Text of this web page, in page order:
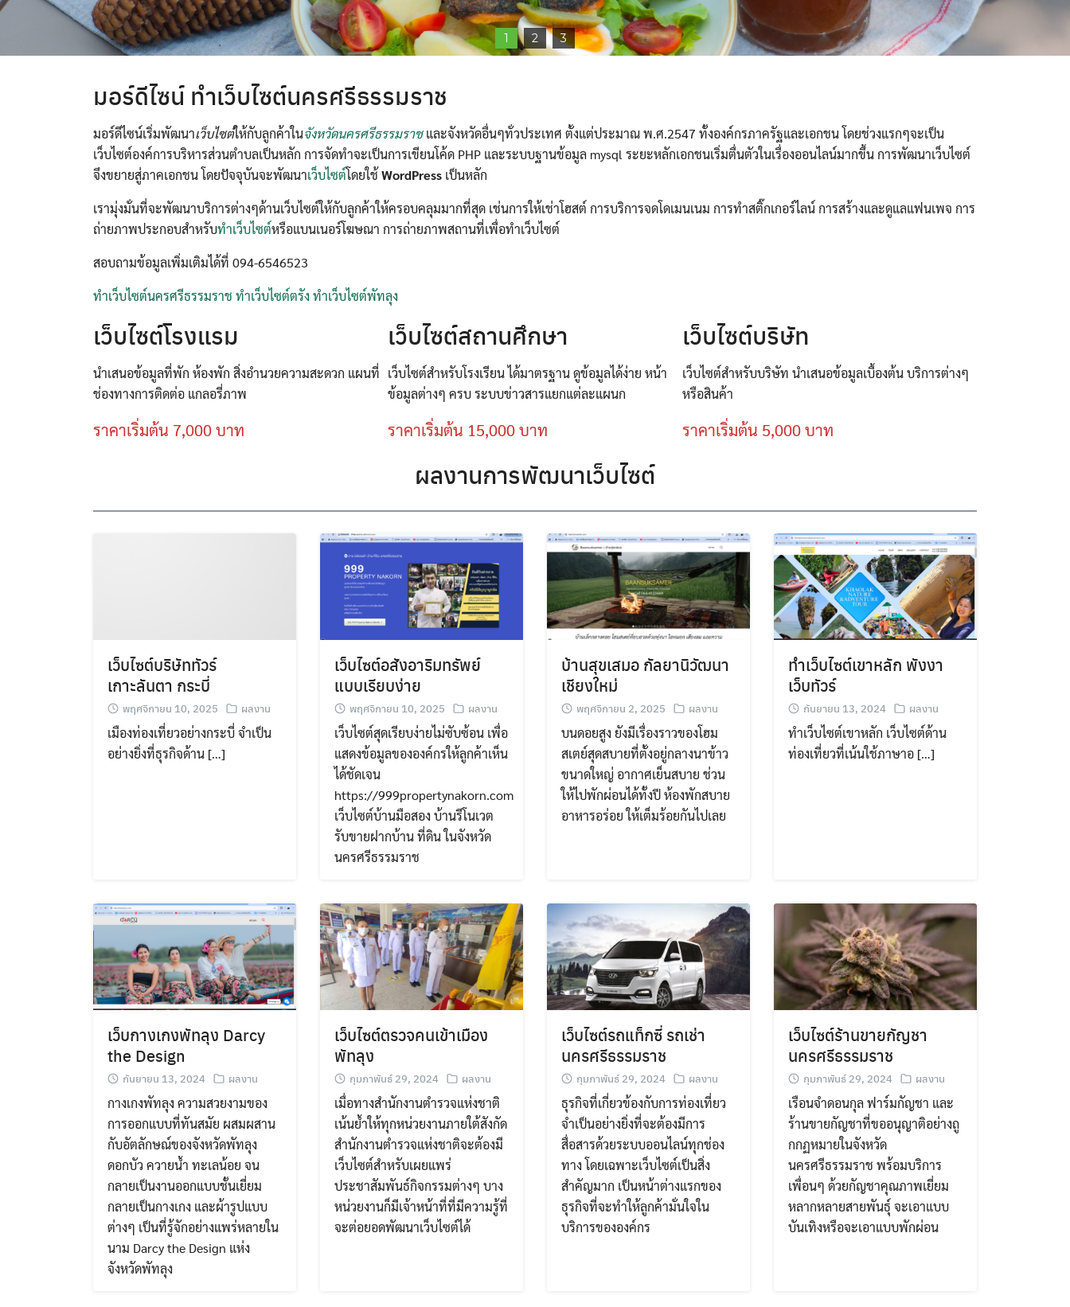
1 2 3
มอร์ดีไซน์ ทำเว็บไซต์นครศรีธรรมราช
มอร์ดีไซน์เริ่มพัฒนาเว็บไซต์ให้กับลูกค้าในจังหวัดนครศรีธรรมราชและจังหวัดอื่นๆทั่วประเทศ ตั้งแต่ประมาณ พ.ศ.2547 ทั้งองค์กรภาครัฐและเอกชน โดยช่วงแรกๆจะเป็น
เว็บไซต์องค์การบริหารส่วนตำบลเป็นหลัก การจัดทำจะเป็นการเขียนโค้ด PHP และระบบฐานข้อมูล mysql ระยะหลักเอกชนเริ่มตื่นตัวในเรื่องออนไลน์มากขึ้น การพัฒนาเว็บไซต์
จึงขยายสู่ภาคเอกชน โดยปัจจุบันจะพัฒนาเว็บไซต์โดยใช้ WordPress เป็นหลัก
เรามุ่งมั่นที่จะพัฒนาบริการต่างๆด้านเว็บไซต์ให้กับลูกค้าให้ครอบคลุมมากที่สุด เช่นการให้เช่าโฮสต์ การบริการจดโดเมนเนม การทำสติ๊กเกอร์ไลน์ การสร้างและดูแลแฟนเพจ การ
ถ่ายภาพประกอบสำหรับทำเว็บไซต์หรือแบนเนอร์โฆษณา การถ่ายภาพสถานที่เพื่อทำเว็บไซต์
สอบถามข้อมูลเพิ่มเติมได้ที่ 094-6546523
ทำเว็บไซต์นครศรีธรรมราช ทำเว็บไซต์ตรัง ทำเว็บไซต์พัทลุง
เว็บไซต์โรงแรม
นำเสนอข้อมูลที่พัก ห้องพัก สิ่งอำนวยความสะดวก แผนที่
ช่องทางการติดต่อ แกลอรี่ภาพ
ราคาเริ่มต้น 7,000 บาท
เว็บไซต์สถานศึกษา
เว็บไซต์สำหรับโรงเรียน ได้มาตรฐาน ดูข้อมูลได้ง่าย หน้า
ข้อมูลต่างๆ ครบ ระบบข่าวสารแยกแต่ละแผนก
ราคาเริ่มต้น 15,000 บาท
เว็บไซต์บริษัท
เว็บไซต์สำหรับบริษัท นำเสนอข้อมูลเบื้องต้น บริการต่างๆ
หรือสินค้า
ราคาเริ่มต้น 5,000 บาท
ผลงานการพัฒนาเว็บไซต์
เว็บไซต์บริษัททัวร์
เกาะลันตา กระบี่
พฤศจิกายน 10, 2025 ผลงาน
เมืองท่องเที่ยวอย่างกระบี่ จำเป็น
อย่างยิ่งที่ธุรกิจด้าน […]
เว็บไซต์อสังอาริมทรัพย์
แบบเรียบง่าย
พฤศจิกายน 10, 2025 ผลงาน
เว็บไซต์สุดเรียบง่ายไม่ซับซ้อน เพื่อ
แสดงข้อมูลขององค์กรให้ลูกค้าเห็น
ได้ชัดเจน
https://999propertynakorn.com
เว็บไซต์บ้านมือสอง บ้านรีโนเวต
รับขายฝากบ้าน ที่ดิน ในจังหวัด
นครศรีธรรมราช
บ้านสุขเสมอ กัลยานิวัฒนา
เชียงใหม่
พฤศจิกายน 2, 2025 ผลงาน
บนดอยสูง ยังมีเรื่องราวของโฮม
สเตย์สุดสบายที่ตั้งอยู่กลางนาข้าว
ขนาดใหญ่ อากาศเย็นสบาย ช่วน
ให้ไปพักผ่อนได้ทั้งปี ห้องพักสบาย
อาหารอร่อย ให้เต็มร้อยกันไปเลย
ทำเว็บไซต์เขาหลัก พังงา
เว็บทัวร์
กันยายน 13, 2024 ผลงาน
ทำเว็บไซต์เขาหลัก เว็บไซต์ด้าน
ท่องเที่ยวที่เน้นใช้ภาษาอ […]
เว็บกางเกงพัทลุง Darcy
the Design
กันยายน 13, 2024 ผลงาน
กางเกงพัทลุง ความสวยงามของ
การออกแบบที่ทันสมัย ผสมผสาน
กับอัตลักษณ์ของจังหวัดพัทลุง
ดอกบัว ควายน้ำ ทะเลน้อย จน
กลายเป็นงานออกแบบชั้นเยี่ยม
กลายเป็นกางเกง และผ้ารูปแบบ
ต่างๆ เป็นที่รู้จักอย่างแพร่หลายใน
นาม Darcy the Design แห่ง
จังหวัดพัทลุง
เว็บไซต์ตรวจคนเข้าเมือง
พัทลุง
กุมภาพันธ์ 29, 2024 ผลงาน
เมื่อทางสำนักงานตำรวจแห่งชาติ
เน้นย้ำให้ทุกหน่วยงานภายใต้สังกัด
สำนักงานตำรวจแห่งชาติจะต้องมี
เว็บไซต์สำหรับเผยแพร่
ประชาสัมพันธ์กิจกรรมต่างๆ บาง
หน่วยงานก็มีเจ้าหน้าที่ที่มีความรู้ที่
จะต่อยอดพัฒนาเว็บไซต์ได้
เว็บไซต์รถแท็กซี่ รถเช่า
นครศรีธรรมราช
กุมภาพันธ์ 29, 2024 ผลงาน
ธุรกิจที่เกี่ยวข้องกับการท่องเที่ยว
จำเป็นอย่างยิ่งที่จะต้องมีการ
สื่อสารด้วยระบบออนไลน์ทุกช่อง
ทาง โดยเฉพาะเว็บไซต์เป็นสิ่ง
สำคัญมาก เป็นหน้าต่างแรกของ
ธุรกิจที่จะทำให้ลูกค้ามั่นใจใน
บริการขององค์กร
เว็บไซต์ร้านขายกัญชา
นครศรีธรรมราช
กุมภาพันธ์ 29, 2024 ผลงาน
เรือนจำดอนกุล ฟาร์มกัญชา และ
ร้านขายกัญชาที่ขออนุญาติอย่างถู
กกฏหมายในจังหวัด
นครศรีธรรมราช พร้อมบริการ
เพื่อนๆ ด้วยกัญชาคุณภาพเยี่ยม
หลากหลายสายพันธุ์ จะเอาแบบ
บันเทิงหรือจะเอาแบบพักผ่อน